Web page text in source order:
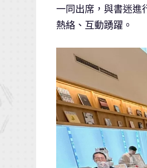
一同出席，與書迷進
熱絡、互動踴躍。